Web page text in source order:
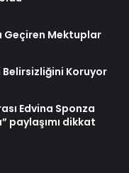
Geçiren Mektuplar
Belirsizliğini Koruyor
Edvina Sponza
paylaşımı dikkat